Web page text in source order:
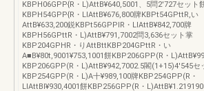
KBPH06GPP{R・L)AttB¥640,5001、5問2′727セット
KBPH54GPP{R・LIAttB¥676,800牌KBPt54GPttR,い
AttB¥633,200鋭KBPt56GPPIR・LIAttB¥842,700牌
KBPH56GPttR・L)AttB¥791,7002問3,636セット掌
KBP204GPHR・りAttBttKBP204GPttR・い
A■B¥80t,9001¥753,1001餅KBP206GPP(R・
KBP206GPP(R・L)AttB¥942,7002.5閣(1+15)4′545セ
KBP254GPP(R・L)A十¥989,100牌KBP254GPP(R・
LIAttBI¥930,4001餅KBP256GPP(R・